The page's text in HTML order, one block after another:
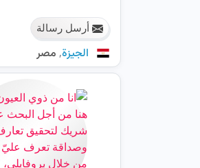
أرسل رسالة
الجيزة, مصر